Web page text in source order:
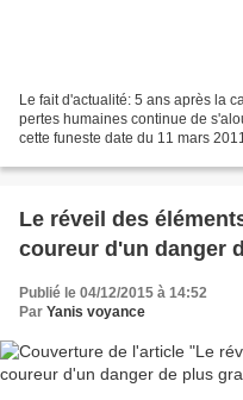
Le fait d'actualité: 5 ans après la
pertes humaines continue de
cette funeste date du 11 mars
Le réveil des
coureur d'un danger
Publié le 04/12/2015 à 14:52
Par Yanis voyance